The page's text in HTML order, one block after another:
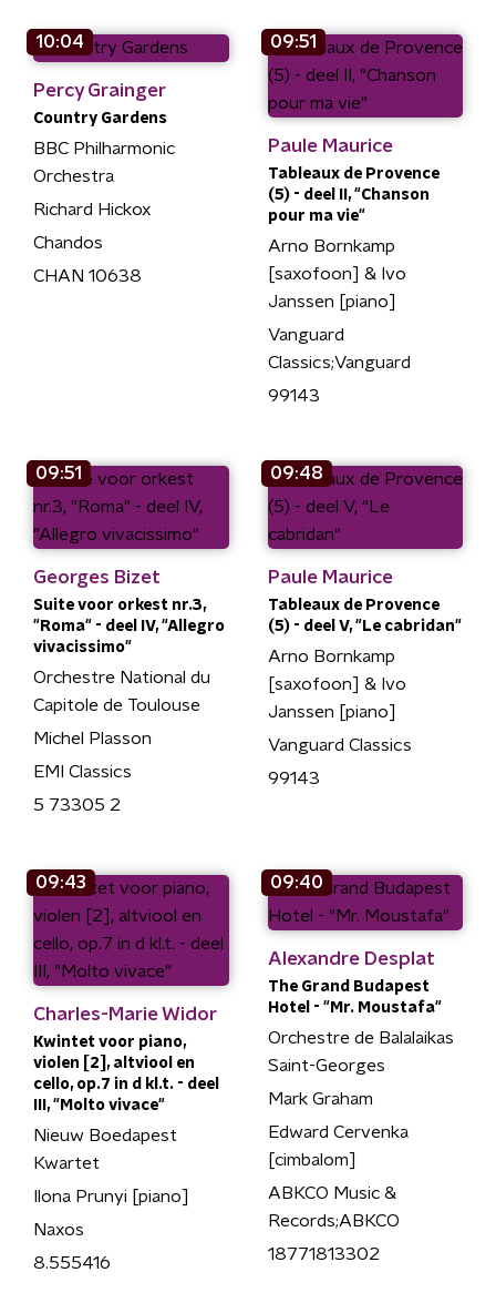
10:04
Percy Grainger
Country Gardens
BBC Philharmonic
Orchestra
Richard Hickox
Chandos
CHAN 10638
09:51
Paule Maurice
Tableaux de Provence
(5) - deel II, "Chanson
pour ma vie"
Arno Bornkamp
[saxofoon] & Ivo
Janssen [piano]
Vanguard
Classics;Vanguard
99143
09:51
Georges Bizet
Suite voor orkest nr.3,
"Roma" - deel IV, "Allegro
vivacissimo"
Orchestre National du
Capitole de Toulouse
Michel Plasson
EMI Classics
5 73305 2
09:48
Paule Maurice
Tableaux de Provence
(5) - deel V, "Le cabridan"
Arno Bornkamp
[saxofoon] & Ivo
Janssen [piano]
Vanguard Classics
99143
09:43
Charles-Marie Widor
Kwintet voor piano,
violen [2], altviool en
cello, op.7 in d kl.t. - deel
III, "Molto vivace"
Nieuw Boedapest
Kwartet
Ilona Prunyi [piano]
Naxos
8.555416
09:40
Alexandre Desplat
The Grand Budapest
Hotel - "Mr. Moustafa"
Orchestre de Balalaikas
Saint-Georges
Mark Graham
Edward Cervenka
[cimbalom]
ABKCO Music &
Records;ABKCO
18771813302